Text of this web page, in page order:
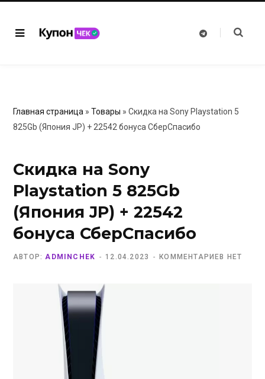
T
Главная страница » Товары » Скидка на Sony Playstation 5
825Gb (Япония JP) + 22542 бонуса СберСпасибо
Скидка на Sony
Playstation 5 825Gb
(Япония JP) + 22542
бонуса СберСпасибо
АВТОР: ADMINCHEK 12.04.2023 КОММЕНТАРИЕВ НЕТ